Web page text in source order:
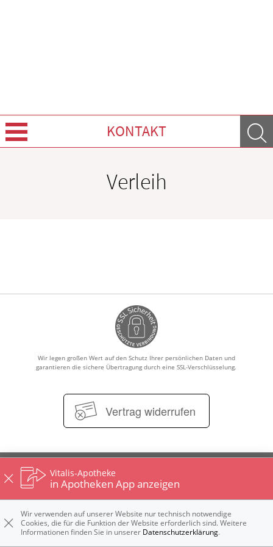
KONTAKT
GESUND IM ALTER
Verleih
Wir legen großen Wert auf den Schutz Ihrer persönlichen Daten und
garantieren die sichere Übertragung durch eine SSL-Verschlüsselung.
Vertrag widerrufen
Impressum Datenschutz
Widerrufsbelehrung
Vitalis-Apotheke
in Apotheken App anzeigen
Wir verwenden auf unserer Website nur technisch notwendige
Cookies, die für die Funktion der Website erforderlich sind. Weitere
Informationen finden Sie in unserer Datenschutzerklärung.